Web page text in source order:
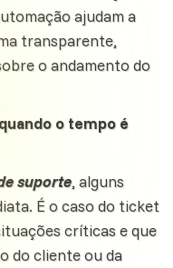
ajudam a
transparente,
o andamento do
o tempo é
suporte, alguns
É o caso do ticket
críticas e que
do cliente ou da